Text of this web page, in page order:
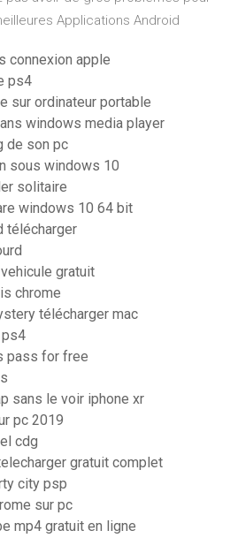
Applications Android
connexion apple
ps4
sur ordinateur portable
windows media player
de son pc
sous windows 10
solitaire
windows 10 64 bit
télécharger
gratuit
chrome
télécharger mac
pass for free
sans le voir iphone xr
pc 2019
cdg
gratuit complet
city psp
sur pc
mp4 gratuit en ligne